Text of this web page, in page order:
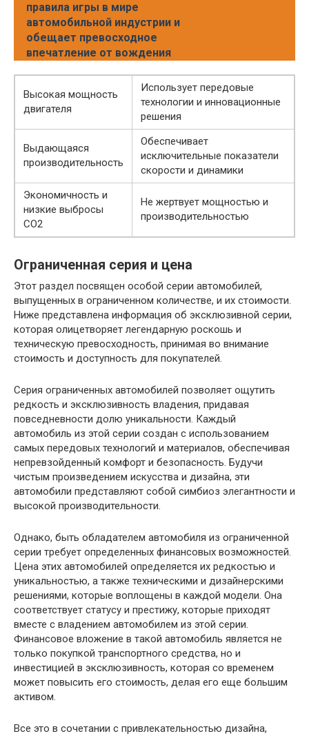
правила игры в мире
автомобильной индустрии и
обещает превосходное
впечатление от вождения
Высокая мощность
двигателя
Использует передовые
технологии и инновационные
решения
Выдающаяся
производительность
Обеспечивает
исключительные показатели
скорости и динамики
Экономичность и
низкие выбросы
CO2
Не жертвует мощностью и
производительностью
Ограниченная серия и цена
Этот раздел посвящен особой серии автомобилей,
выпущенных в ограниченном количестве, и их стоимости.
Ниже представлена информация об эксклюзивной серии,
которая олицетворяет легендарную роскошь и
техническую превосходность, принимая во внимание
стоимость и доступность для покупателей.
Серия ограниченных автомобилей позволяет ощутить
редкость и эксклюзивность владения, придавая
повседневности долю уникальности. Каждый
автомобиль из этой серии создан с использованием
самых передовых технологий и материалов, обеспечивая
непревзойденный комфорт и безопасность. Будучи
чистым произведением искусства и дизайна, эти
автомобили представляют собой симбиоз элегантности и
высокой производительности.
Однако, быть обладателем автомобиля из ограниченной
серии требует определенных финансовых возможностей.
Цена этих автомобилей определяется их редкостью и
уникальностью, а также техническими и дизайнерскими
решениями, которые воплощены в каждой модели. Она
соответствует статусу и престижу, которые приходят
вместе с владением автомобилем из этой серии.
Финансовое вложение в такой автомобиль является не
только покупкой транспортного средства, но и
инвестицией в эксклюзивность, которая со временем
может повысить его стоимость, делая его еще большим
активом.
Все это в сочетании с привлекательностью дизайна,